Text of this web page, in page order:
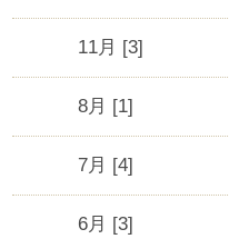
11月 [3]
8月 [1]
7月 [4]
6月 [3]